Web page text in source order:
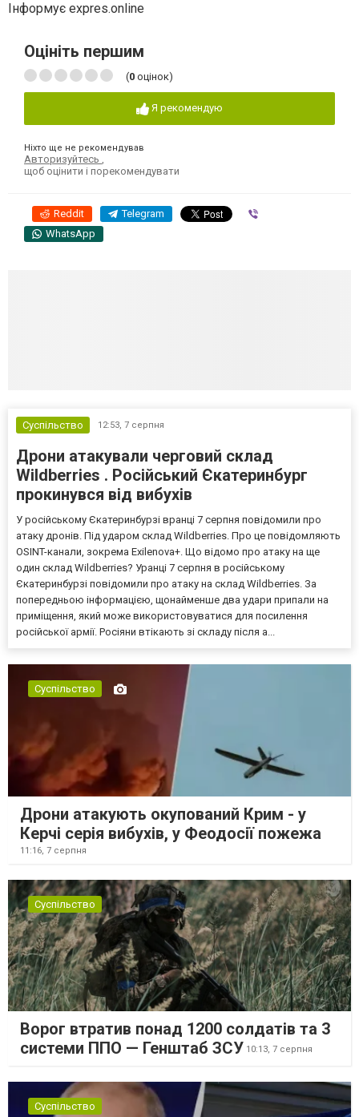
Інформує expres.online
Оцініть першим
(0 оцінок)
Я рекомендую
Ніхто ще не рекомендував
Авторизуйтесь ,
щоб оцінити і порекомендувати
Reddit Telegram
WhatsApp
Суспільство 12:53, 7 серпня
Дрони атакували черговий склад
Wildberries . Російський Єкатеринбург
прокинувся від вибухів
У російському Єкатеринбурзі вранці 7 серпня повідомили про
атаку дронів. Під ударом склад Wildberries. Про це повідомляють
OSINT-канали, зокрема Exilenova+. Що відомо про атаку на ще
один склад Wildberries? Уранці 7 серпня в російському
Єкатеринбурзі повідомили про атаку на склад Wildberries. За
попередньою інформацією, щонайменше два удари припали на
приміщення, який може використовуватися для посилення
російської армії. Росіяни втікають зі складу після а...
Суспільство
Дрони атакують окупований Крим - у
Керчі серія вибухів, у Феодосії пожежа
11:16, 7 серпня
Суспільство
Ворог втратив понад 1200 солдатів та 3
системи ППО — Генштаб ЗСУ 10:13, 7 серпня
Суспільство